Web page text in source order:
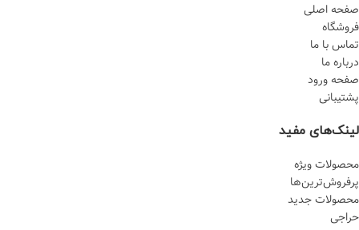
صفحه اصلی
فروشگاه
تماس با ما
درباره ما
صفحه ورود
پشتیبانی
لینک‌های مفید
محصولات ویژه
پرفروش‌‌ترین‌ها
محصولات جدید
حراجی